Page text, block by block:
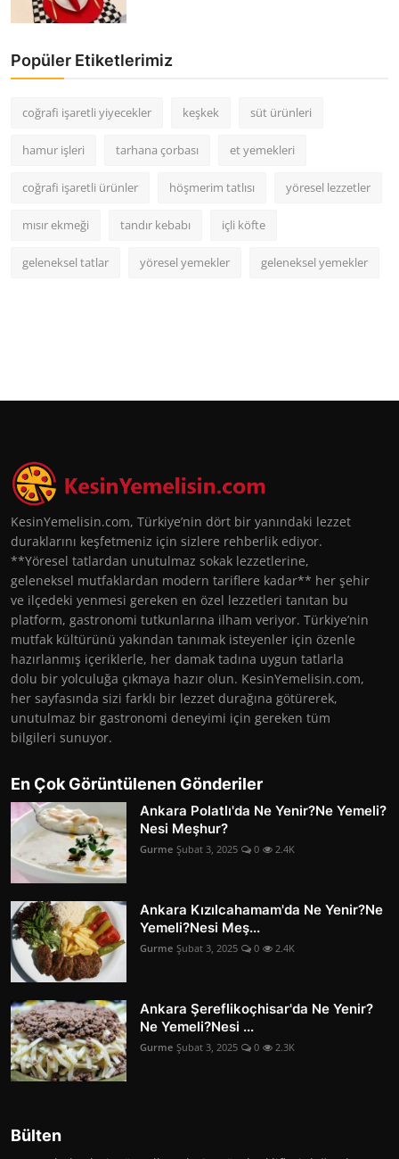
Popüler Etiketlerimiz
coğrafi işaretli yiyecekler keşkek süt ürünleri
hamur işleri tarhana çorbası et yemekleri
coğrafi işaretli ürünler höşmerim tatlısı yöresel lezzetler
mısır ekmeği tandır kebabı içli köfte
geleneksel tatlar yöresel yemekler geleneksel yemekler
KesinYemelisin.com, Türkiye’nin dört bir yanındaki lezzet
duraklarını keşfetmeniz için sizlere rehberlik ediyor.
**Yöresel tatlardan unutulmaz sokak lezzetlerine,
geleneksel mutfaklardan modern tariflere kadar** her şehir
ve ilçedeki yenmesi gereken en özel lezzetleri tanıtan bu
platform, gastronomi tutkunlarına ilham veriyor. Türkiye’nin
mutfak kültürünü yakından tanımak isteyenler için özenle
hazırlanmış içeriklerle, her damak tadına uygun tatlarla
dolu bir yolculuğa çıkmaya hazır olun. KesinYemelisin.com,
her sayfasında sizi farklı bir lezzet durağına götürerek,
unutulmaz bir gastronomi deneyimi için gereken tüm
bilgileri sunuyor.
En Çok Görüntülenen Gönderiler
Ankara Polatlı'da Ne Yenir?Ne Yemeli?
Nesi Meşhur?
Gurme Şubat 3, 2025 0 2.4K
Ankara Kızılcahamam'da Ne Yenir?Ne
Yemeli?Nesi Meş...
Gurme Şubat 3, 2025 0 2.4K
Ankara Şereflikoçhisar'da Ne Yenir?
Ne Yemeli?Nesi ...
Gurme Şubat 3, 2025 0 2.3K
Bülten